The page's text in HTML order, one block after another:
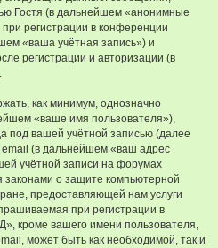
Гостя (в дальнейшем «анонимные
регистрации в конференции
«ваша учётная запись») и
регистрации и авторизации (в
как минимум, однозначно
«ваше имя пользователя»),
под вашей учётной записью (далее
(в дальнейшем «ваш адрес
учётной записи на форумах
о защите компьютерной
предоставляющей нам услуги
при регистрации в
кроме вашего имени пользователя,
может быть как необходимой, так и